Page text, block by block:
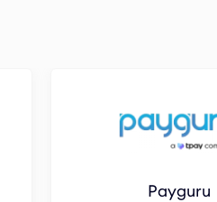
Payguru